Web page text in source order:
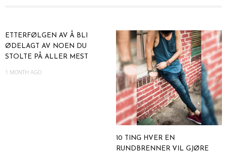
ETTERFØLGEN AV Å BLI
ØDELAGT AV NOEN DU
STOLTE PÅ ALLER MEST
1 MONTH AGO
10 TING HVER EN
RUNDBRENNER VIL GJØRE